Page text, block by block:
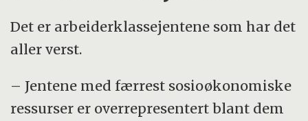
Det er arbeiderklassejentene som har det
aller verst.
– Jentene med færrest sosioøkonomiske
ressurser er overrepresentert blant dem